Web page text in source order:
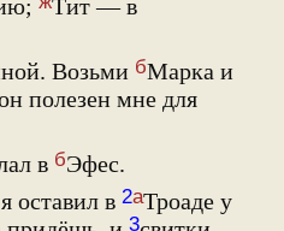
Тит — в
Возьми бМарка и
полезен мне для
в бЭфес.
оставил в 2аТроаде у
3